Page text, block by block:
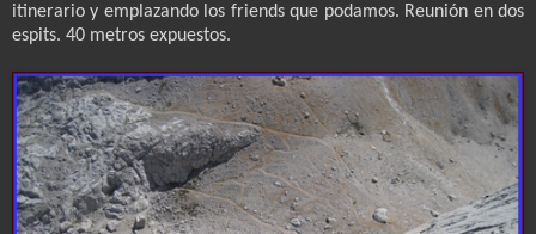
itinerario y emplazando los friends que podamos. Reunión en dos
espits. 40 metros expuestos.